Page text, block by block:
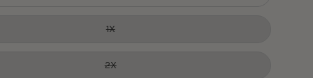
1X
2X